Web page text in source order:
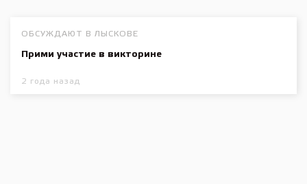
ОБСУЖДАЮТ В ЛЫСКОВЕ
Прими участие в викторине
2 года назад